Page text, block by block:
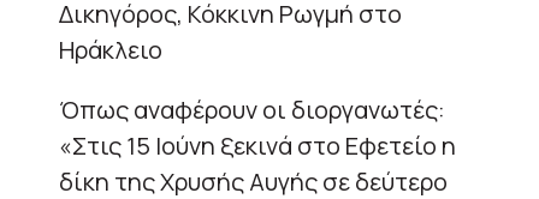
Δικηγόρος, Κόκκινη Ρωγμή στο
Ηράκλειο
Όπως αναφέρουν οι διοργανωτές:
«Στις 15 Ιούνη ξεκινά στο Εφετείο η
δίκη της Χρυσής Αυγής σε δεύτερο